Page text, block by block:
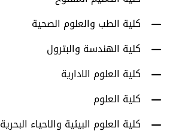
كلية الطب والعلوم الصحية
كلية الهندسة والبترول
كلية العلوم الادارية
كلية العلوم
كلية العلوم البيئية والاحياء البحرية